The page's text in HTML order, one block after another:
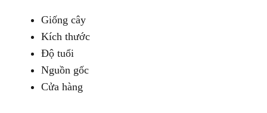
Giống cây
Kích thước
Độ tuổi
Nguồn gốc
Cửa hàng